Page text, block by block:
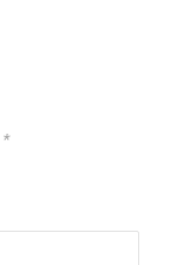
*